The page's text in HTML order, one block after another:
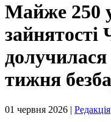
Майже 250
зайнятості
тижня
01 червня 2026 | Редакція